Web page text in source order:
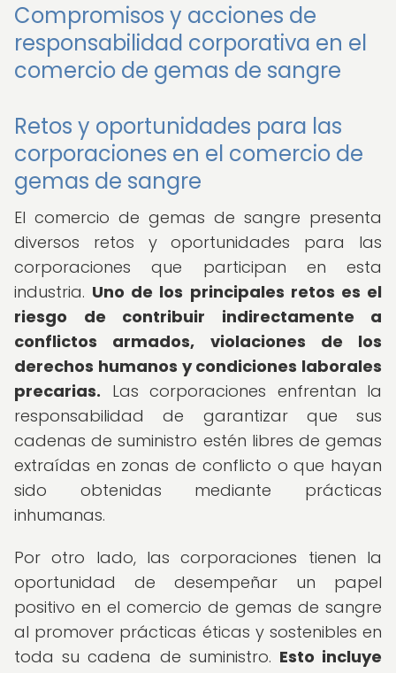
Compromisos y acciones de
responsabilidad corporativa en el
comercio de gemas de sangre
Retos y oportunidades para las
corporaciones en el comercio de
gemas de sangre
El comercio de gemas de sangre presenta
diversos retos y oportunidades para las
corporaciones que participan en esta
industria. Uno de los principales retos es el
riesgo de contribuir indirectamente a
conflictos armados, violaciones de los
derechos humanos y condiciones laborales
precarias. Las corporaciones enfrentan la
responsabilidad de garantizar que sus
cadenas de suministro estén libres de gemas
extraídas en zonas de conflicto o que hayan
sido obtenidas mediante prácticas
inhumanas.
Por otro lado, las corporaciones tienen la
oportunidad de desempeñar un papel
positivo en el comercio de gemas de sangre
al promover prácticas éticas y sostenibles en
toda su cadena de suministro. Esto incluye